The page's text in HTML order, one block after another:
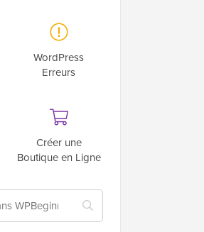
WordPress
Erreurs
Créer une
Boutique en Ligne